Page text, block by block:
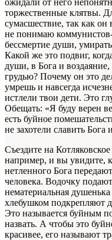
торжественные клятвы.
сумасшествие, так как
не понимаю
бессмертие души,
Какой же это подвиг,
души, в Бога и воздаяние,
грудью? Почему он это
умрешь и навсегда
истлели твои дети. Это
Обещать: «Я буду верен
есть буйное
не захотели славить Бога
Съездите на
например, и вы увидите,
нетленного Бога
человека. Водочку
нематериальная
хлебушком подкрепляют
Это называется буйным
назвать. А чтобы это
красивее, его называют